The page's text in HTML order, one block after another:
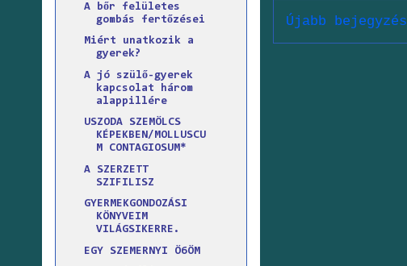
Újabb bejegyzés
A bőr felületes
gombás fertőzései
Miért unatkozik a
gyerek?
A jó szülő-gyerek
kapcsolat három
alappillére
USZODA SZEMÖLCS
KÉPEKBEN/MOLLUSCU
M CONTAGIOSUM*
A SZERZETT
SZIFILISZ
GYERMEKGONDOZÁSI
KÖNYVEIM
VILÁGSIKERRE.
EGY SZEMERNYI Ö6ÖM